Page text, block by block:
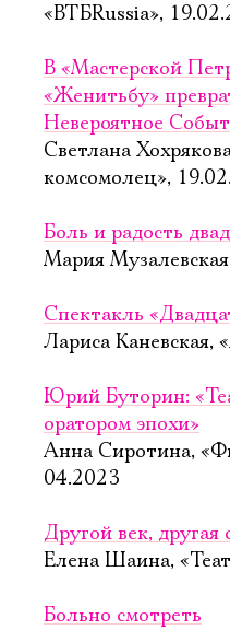
«ВТБRussia»,
В «Мастерской
«Женитьбу»
Невероятное
Светлана
комсомолец»,
Боль и радость
Мария
Спектакль
Лариса Каневская,
Юрий Буторин:
оратором эпохи»
Анна Сиротина,
04.2023
Другой век, другая
Елена Шаина,
Больно смотреть